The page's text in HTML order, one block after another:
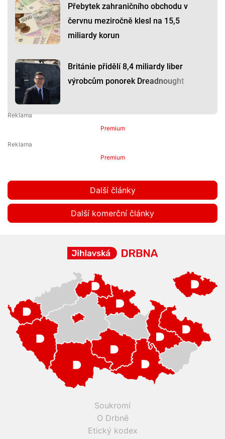
Přebytek zahraničního obchodu v
červnu meziročně klesl na 15,5
miliardy korun
Británie přidělí 8,4 miliardy liber
výrobcům ponorek Dreadnought
Premium
Premium
Další články
Další komerční články
Soukromí
O Drbně
Etický kodex